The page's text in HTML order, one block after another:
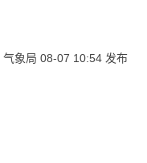
气象局 08-07 10:54 发布